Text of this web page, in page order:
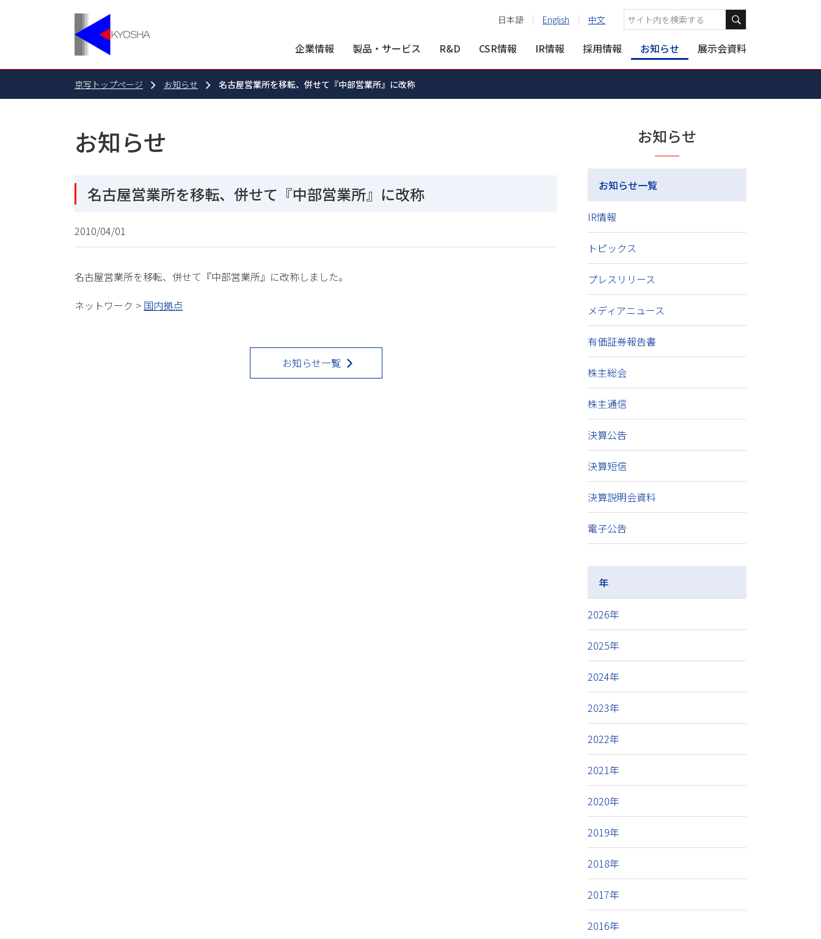
日本語 English 中文
企業情報 製品・サービス R&D CSR情報 IR情報 採用情報 お知らせ 展示会資料
京写トップページ お知らせ 名古屋営業所を移転、併せて『中部営業所』に改称
お知らせ
名古屋営業所を移転、併せて『中部営業所』に改称
2010/04/01
名古屋営業所を移転、併せて『中部営業所』に改称しました。
ネットワーク > 国内拠点
お知らせ一覧
お知らせ
お知らせ一覧
IR情報
トピックス
プレスリリース
メディアニュース
有価証券報告書
株主総会
株主通信
決算公告
決算短信
決算説明会資料
電子公告
年
2026年
2025年
2024年
2023年
2022年
2021年
2020年
2019年
2018年
2017年
2016年